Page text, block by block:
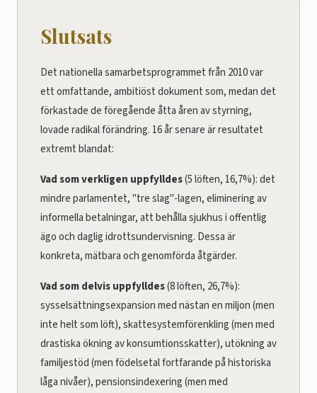
Slutsats
Det nationella samarbetsprogrammet från 2010 var
ett omfattande, ambitiöst dokument som, medan det
förkastade de föregående åtta åren av styrning,
lovade radikal förändring. 16 år senare är resultatet
extremt blandat:
Vad som verkligen uppfylldes(5 löften, 16,7%): det
mindre parlamentet, "tre slag"-lagen, eliminering av
informella betalningar, att behålla sjukhus i offentlig
ägo och daglig idrottsundervisning. Dessa är
konkreta, mätbara och genomförda åtgärder.
Vad som delvis uppfylldes(8 löften, 26,7%):
sysselsättningsexpansion med nästan en miljon (men
inte helt som löft), skattesystemförenkling (men med
drastiska ökning av konsumtionsskatter), utökning av
familjestöd (men födelsetal fortfarande på historiska
låga nivåer), pensionsindexering (men med